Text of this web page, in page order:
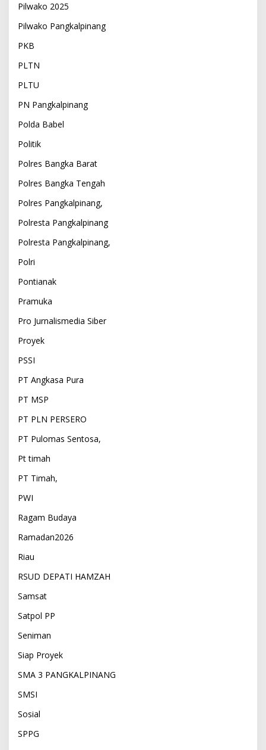
Pilwako 2025
Pilwako Pangkalpinang
PKB
PLTN
PLTU
PN Pangkalpinang
Polda Babel
Politik
Polres Bangka Barat
Polres Bangka Tengah
Polres Pangkalpinang,
Polresta Pangkalpinang
Polresta Pangkalpinang,
Polri
Pontianak
Pramuka
Pro Jurnalismedia Siber
Proyek
PSSI
PT Angkasa Pura
PT MSP
PT PLN PERSERO
PT Pulomas Sentosa,
Pt timah
PT Timah,
PWI
Ragam Budaya
Ramadan2026
Riau
RSUD DEPATI HAMZAH
Samsat
Satpol PP
Seniman
Siap Proyek
SMA 3 PANGKALPINANG
SMSI
Sosial
SPPG